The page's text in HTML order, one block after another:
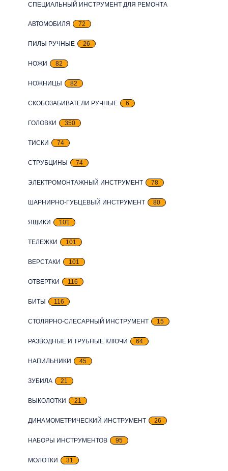
СПЕЦИАЛЬНЫЙ ИНСТРУМЕНТ ДЛЯ РЕМОНТА
АВТОМОБИЛЯ 72
ПИЛЫ РУЧНЫЕ 26
НОЖИ 82
НОЖНИЦЫ 82
СКОБОЗАБИВАТЕЛИ РУЧНЫЕ 6
ГОЛОВКИ 350
ТИСКИ 74
СТРУБЦИНЫ 74
ЭЛЕКТРОМОНТАЖНЫЙ ИНСТРУМЕНТ 78
ШАРНИРНО-ГУБЦЕВЫЙ ИНСТРУМЕНТ 80
ЯЩИКИ 101
ТЕЛЕЖКИ 101
ВЕРСТАКИ 101
ОТВЕРТКИ 116
БИТЫ 116
СТОЛЯРНО-СЛЕСАРНЫЙ ИНСТРУМЕНТ 15
РАЗВОДНЫЕ И ТРУБНЫЕ КЛЮЧИ 64
НАПИЛЬНИКИ 45
ЗУБИЛА 21
ВЫКОЛОТКИ 21
ДИНАМОМЕТРИЧЕСКИЙ ИНСТРУМЕНТ 26
НАБОРЫ ИНСТРУМЕНТОВ 95
МОЛОТКИ 31